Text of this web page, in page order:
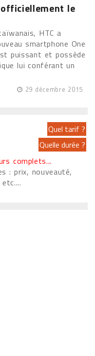
officiellement le
HTC a
smartphone One
puissant et possède
lui conférant un
29 décembre 2015
complets...
: prix, nouveauté,